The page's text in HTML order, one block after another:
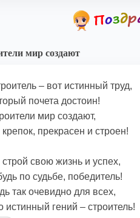
мир создают
– вот истинный труд,
почета достоин!
мир создают,
прекрасен и строен!
свою жизнь и успех,
по судьбе, победитель!
так очевидно для всех,
истинный гений – строитель!